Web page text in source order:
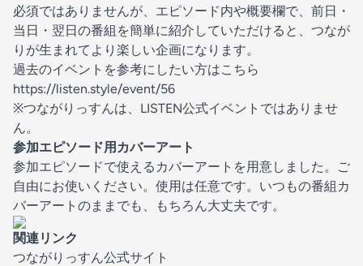
必須ではありませんが、エピソード内や概要欄で、前日・
当日・翌日の番組を簡単に紹介していただけると、つなが
りが生まれてより楽しい企画になります。
過去のイベントを参考にしたい方はこちら
https://listen.style/event/56
※つながりっすんは、LISTEN公式イベントではありませ
ん。
参加エピソード用カバーアート
参加エピソードで使えるカバーアートを用意しました。ご
自由にお使いください。使用は任意です。いつもの番組カ
バーアートのままでも、もちろん大丈夫です。
関連リンク
つながりっすん公式サイト